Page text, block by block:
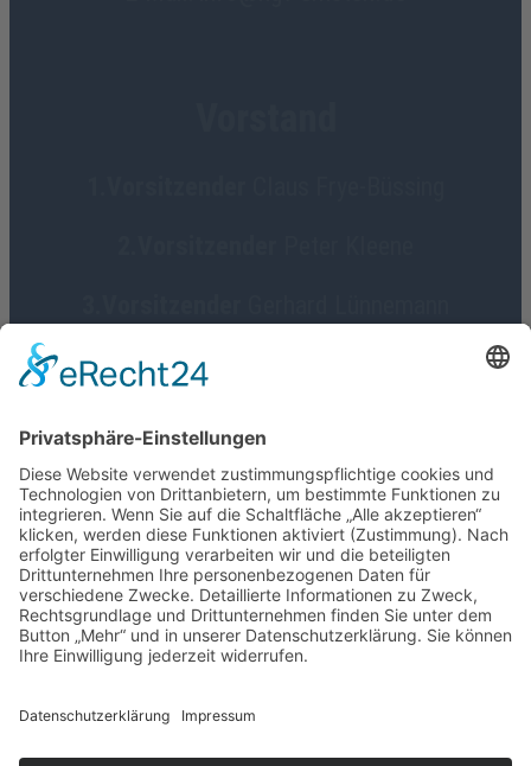
Geschäftsführerin
Social Media
HGV Emstek on Facebook
Impressum
Datenschutz